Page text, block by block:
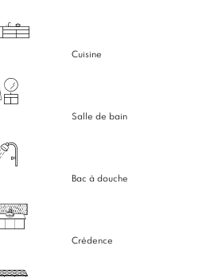
Cuisine
Salle de bain
Bac à douche
Crédence